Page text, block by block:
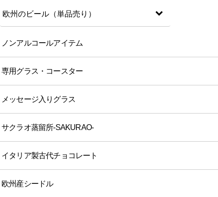
欧州のビール（単品売り）
ノンアルコールアイテム
専用グラス・コースター
メッセージ入りグラス
サクラオ蒸留所-SAKURAO-
イタリア製古代チョコレート
欧州産シードル